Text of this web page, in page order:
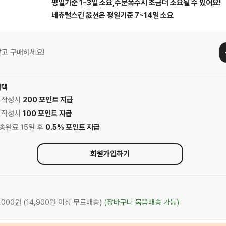
평일기준 1-3일 소요,주문폭주시 조금더 소요될 수 있어요!
네츄럴스킨 옶션은 평일기준 7~14일 소요
구매하세요!
성시 200 포인트 지급
성시 100 포인트 지급
완료 15일 후 0.5% 포인트 지급
회원가입하기
원 (14,900원 이상 무료배송) (장바구니 묶음배송 가능)